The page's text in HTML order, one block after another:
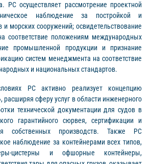
РС осуществляет рассмотрение проектной
наблюдение за постройкой и
и морских сооружений; освидетельствование
соответствие положениям международных
промышленной продукции и признание
систем менеджмента на соответствие
и национальных стандартов.
РС активно реализует концепцию
расширяя сферу услуг в области инженерного
технической документации для судов в
гарантийного сюрвея, сертификации и
собственных производств. Также РС
наблюдение за контейнерами всех типов,
цистерны и офшорные контейнеры,